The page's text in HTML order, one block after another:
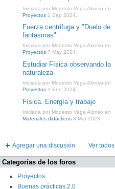
Iniciada por Modesto Vega Alonso en
Proyectos 1 Sep 2024.
Fuerza centrifuga y "Duelo de
fantasmas"
Iniciada por Modesto Vega Alonso en
Proyectos 7 May 2024.
Estudiar Física observando la
naturaleza
Iniciada por Modesto Vega Alonso en
Proyectos 1 Ene 2024.
Física. Energía y trabajo
Iniciada por Modesto Vega Alonso en
Materiales didácticos 8 Mar 2023.
Agregar una discusión Ver todos
Categorías de los foros
Proyectos
Buenas prácticas 2.0